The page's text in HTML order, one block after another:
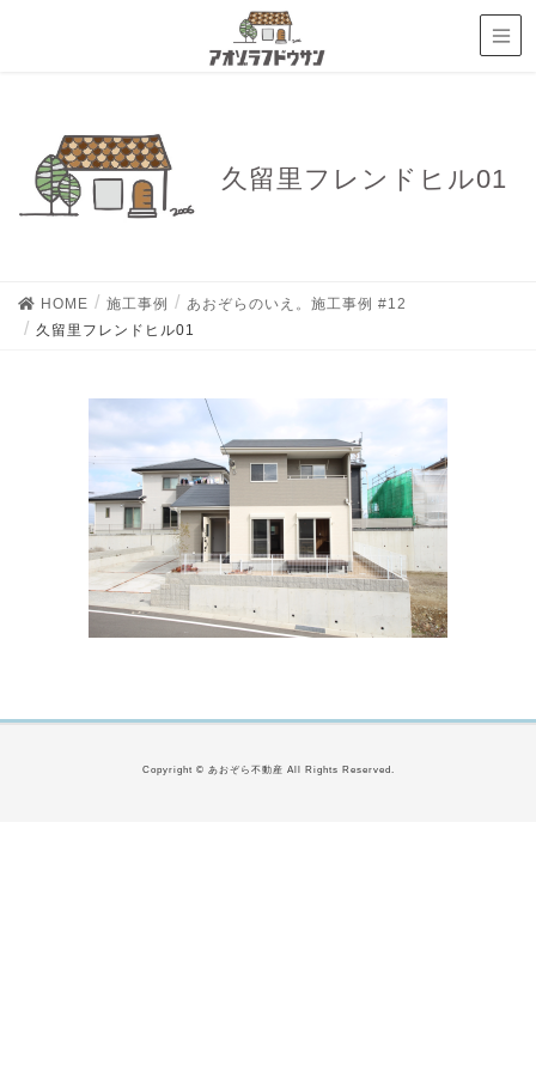
久留里フレンドヒル01
HOME 施工事例
あおぞらのいえ。施工事例 #12
久留里フレンドヒル01
Copyright © あおぞら不動産 All Rights Reserved.